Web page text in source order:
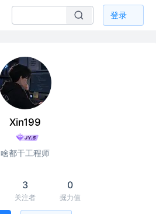
登录
Xin199
啥都干工程师
3
关注者
0
掘力值